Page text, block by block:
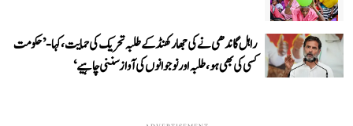
راہل گاندھی نے کی جھارکھنڈ کے طلبہ تحریک کی حمایت، کہا- ’حکومت
کسی کی بھی ہو، طلبہ اور نوجوانوں کی آواز سننی چاہیے‘